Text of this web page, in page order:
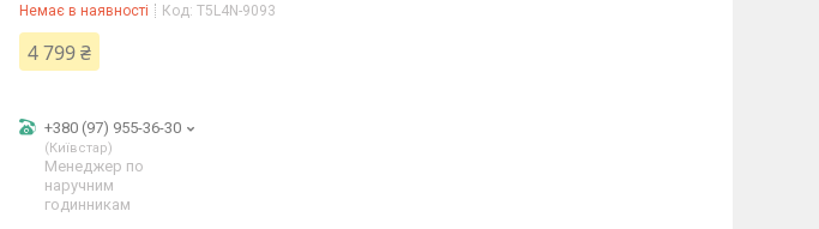
Немає в наявності Код: T5L4N-9093
4 799 ₴
+380 (97) 955-36-30
Київстар
Менеджер по
наручним
годинникам